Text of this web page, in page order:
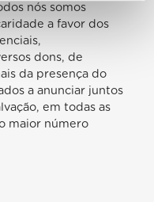
nós somos
a favor dos
dons, de
da presença do
a anunciar juntos
em todas as
maior número